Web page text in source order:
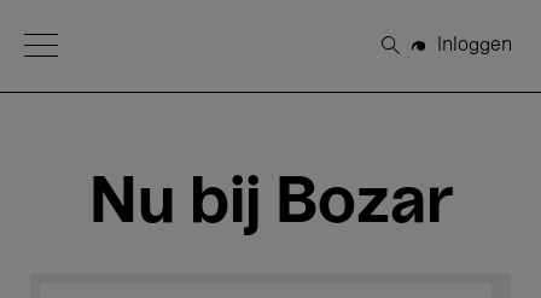
Open Menu
Zoeken
Inloggen
Nu bij Bozar